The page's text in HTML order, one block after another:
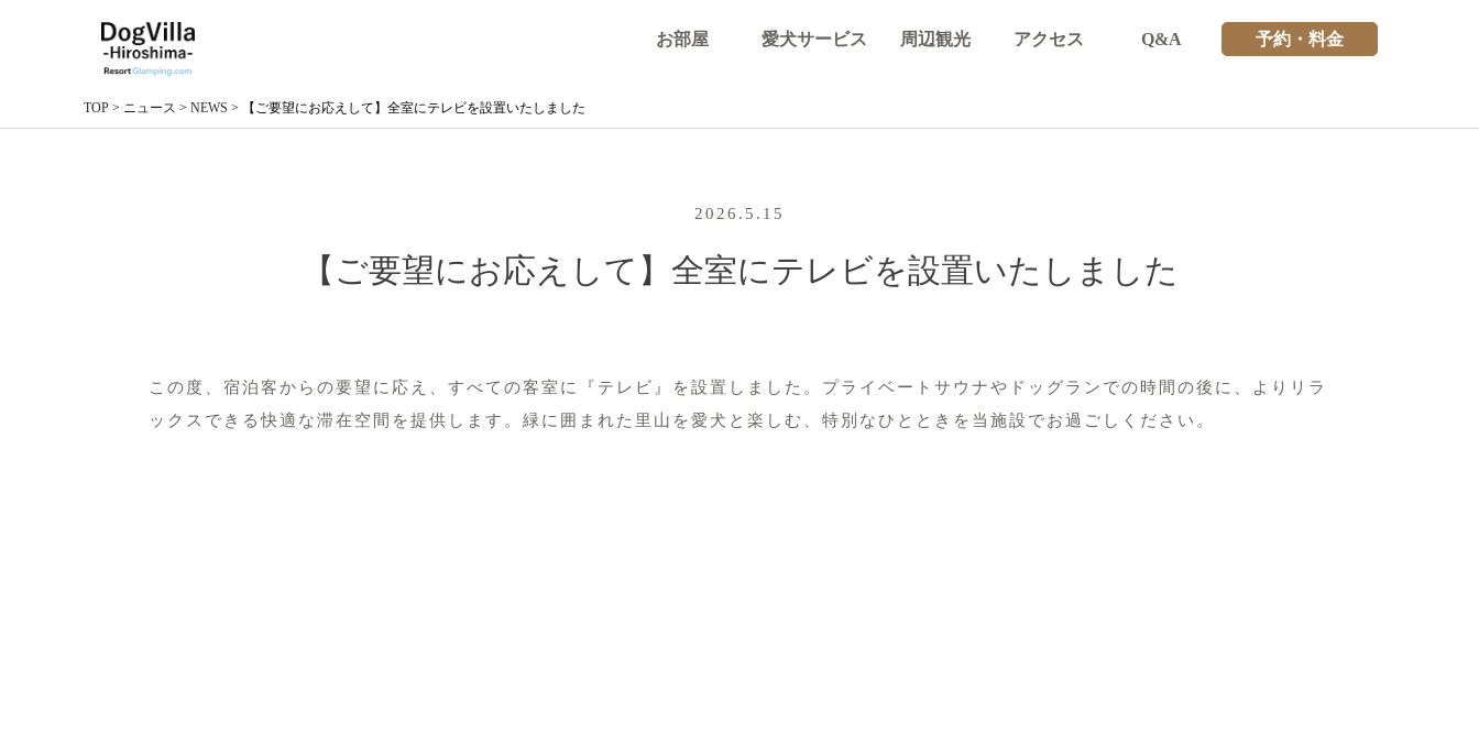
お部屋 愛犬サービス 周辺観光 アクセス Q&A 予約・料金
TOP > ニュース > NEWS > 【ご要望にお応えして】全室にテレビを設置いたしました
2026.5.15
【ご要望にお応えして】全室にテレビを設置いたしました
この度、宿泊客からの要望に応え、すべての客室に『テレビ』を設置しました。プライベートサウナやドッグランでの時間の後に、よりリラ
ックスできる快適な滞在空間を提供します。緑に囲まれた里山を愛犬と楽しむ、特別なひとときを当施設でお過ごしください。